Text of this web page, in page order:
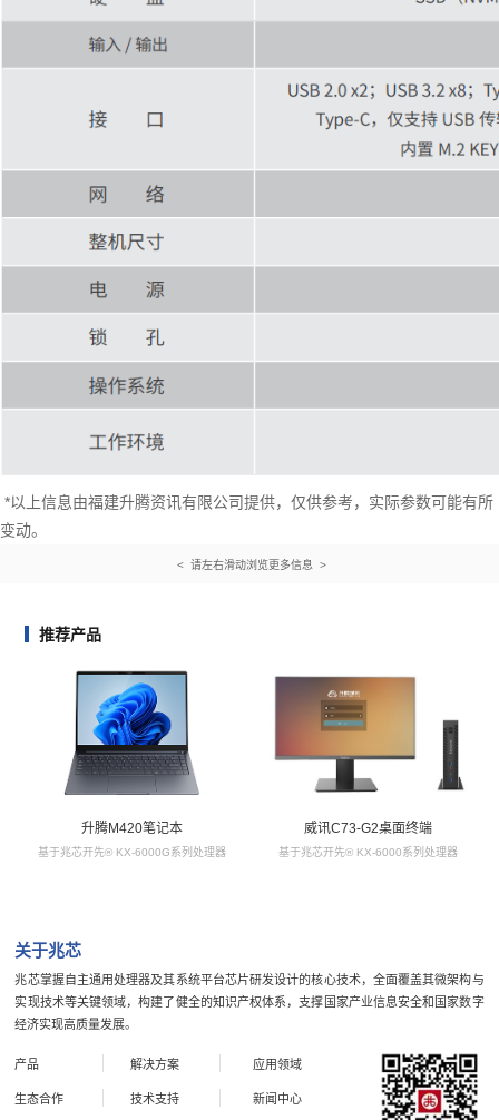
*以上信息由福建升腾资讯有限公司提供，仅供参考，实际参数可能有所
变动。
< 请左右滑动浏览更多信息 >
推荐产品
升腾M420笔记本
基于兆芯开先® KX-6000G系列处理器
威讯C73-G2桌面终端
基于兆芯开先® KX-6000系列处理器
关于兆芯
兆芯掌握自主通用处理器及其系统平台芯片研发设计的核心技术，全面覆盖其微架构与
实现技术等关键领域，构建了健全的知识产权体系，支撑国家产业信息安全和国家数字
经济实现高质量发展。
产品 解决方案 应用领域
生态合作 技术支持 新闻中心